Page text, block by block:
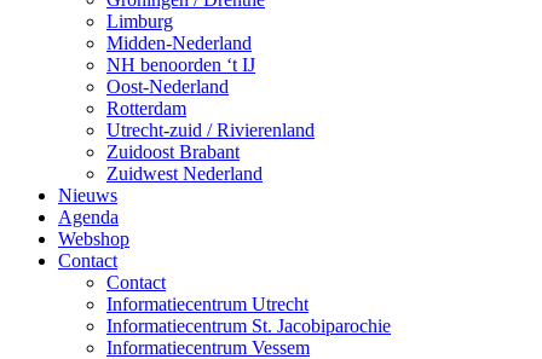
Limburg
Midden-Nederland
NH benoorden ‘t IJ
Oost-Nederland
Rotterdam
Utrecht-zuid / Rivierenland
Zuidoost Brabant
Zuidwest Nederland
Nieuws
Agenda
Webshop
Contact
Contact
Informatiecentrum Utrecht
Informatiecentrum St. Jacobiparochie
Informatiecentrum Vessem